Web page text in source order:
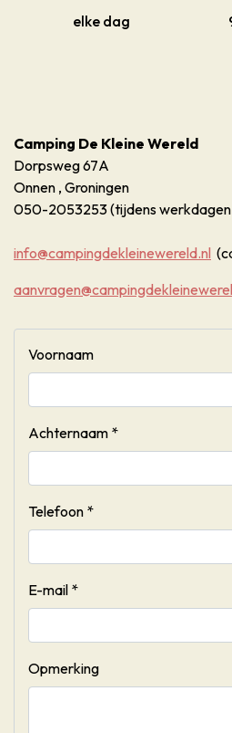
elke dag
Camping De Kleine Wereld
Dorpsweg 67A
Onnen , Groningen
050-2053253 (tijdens
info@campingdekleinewereld.nl
Voornaam
Achternaam *
Telefoon *
E-mail *
Opmerking